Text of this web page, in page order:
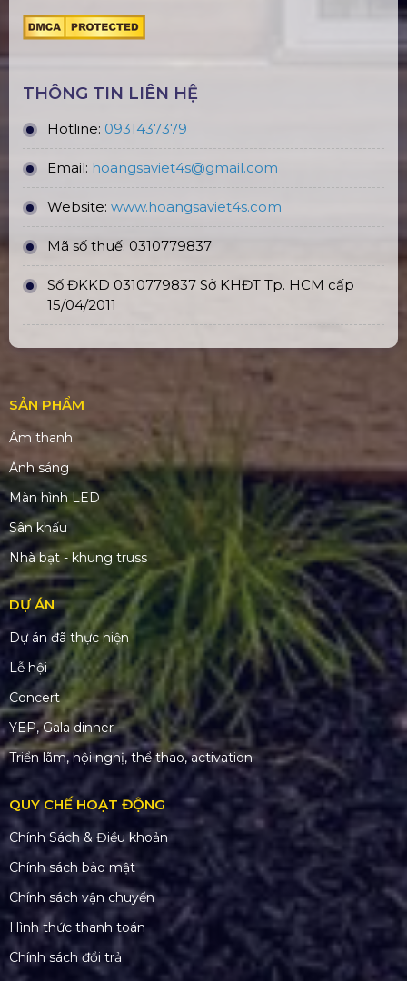
THÔNG TIN LIÊN HỆ
Hotline: 0931437379
Email: hoangsaviet4s@gmail.com
Website: www.hoangsaviet4s.com
Mã số thuế: 0310779837
Số ĐKKD 0310779837 Sở KHĐT Tp. HCM cấp
15/04/2011
SẢN PHẨM
Âm thanh
Ánh sáng
Màn hình LED
Sân khấu
Nhà bạt - khung truss
DỰ ÁN
Dự án đã thực hiện
Lễ hội
Concert
YEP, Gala dinner
Triển lãm, hội nghị, thể thao, activation
QUY CHẾ HOẠT ĐỘNG
Chính Sách & Điều khoản
Chính sách bảo mật
Chính sách vận chuyển
Hình thức thanh toán
Chính sách đổi trả